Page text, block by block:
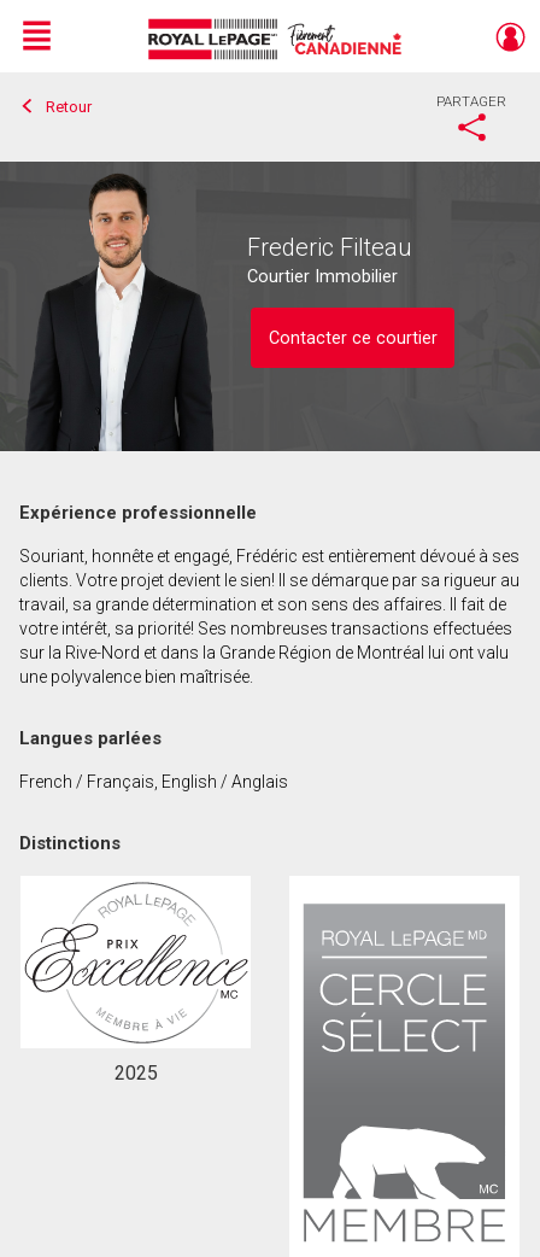
Live
En Direct
Menu
Retour PARTAGER
Frederic Filteau
Courtier Immobilier
Contacter ce courtier
Prénom
et
Nom
Courriel
En cliquant sur le bouton « soumettre », vous
consentez à nos conditions d'utilisation et vous
nous fournissez l'autorisation écrite de
Expérience professionnelle
Souriant, honnête et engagé, Frédéric est entièrement dévoué à ses
clients. Votre projet devient le sien! Il se démarque par sa rigueur au
travail, sa grande détermination et son sens des affaires. Il fait de
votre intérêt, sa priorité! Ses nombreuses transactions effectuées
sur la Rive-Nord et dans la Grande Région de Montréal lui ont valu
une polyvalence bien maîtrisée.
Langues parlées
French / Français, English / Anglais
Distinctions
2025